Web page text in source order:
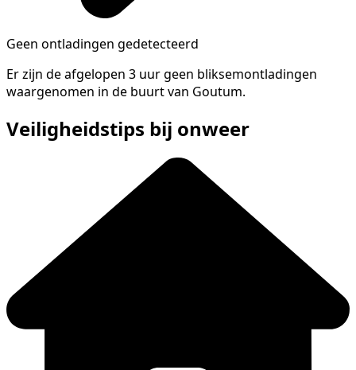
Geen ontladingen gedetecteerd
Er zijn de afgelopen 3 uur geen bliksemontladingen
waargenomen in de buurt van Goutum.
Veiligheidstips bij onweer